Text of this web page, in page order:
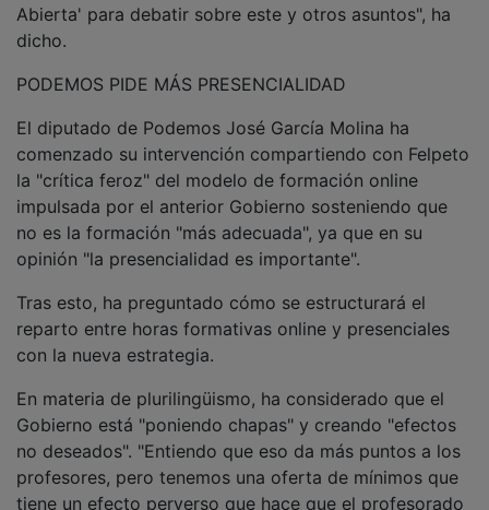
dicho.
PODEMOS PIDE MÁS PRESENCIALIDAD
comenzado su intervención compartiendo con Felpeto
la "crítica feroz" del modelo de formación online
impulsada por el anterior Gobierno sosteniendo que
no es la formación "más adecuada", ya que en su
opinión "la presencialidad es importante".
reparto entre horas formativas online y presenciales
con la nueva estrategia.
Gobierno está "poniendo chapas" y creando "efectos
no deseados". "Entiendo que eso da más puntos a los
profesores, pero tenemos una oferta de mínimos que
tiene un efecto perverso que hace que el profesorado